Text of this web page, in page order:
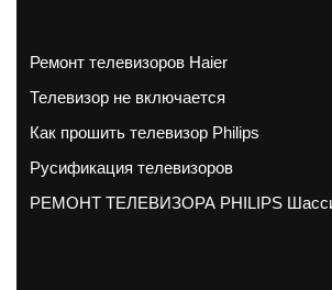
Ремонт телевизоров Haier
Телевизор не включается
Как прошить телевизор Philips
Русификация телевизоров
РЕМОНТ ТЕЛЕВИЗОРА PHILIPS Шасси